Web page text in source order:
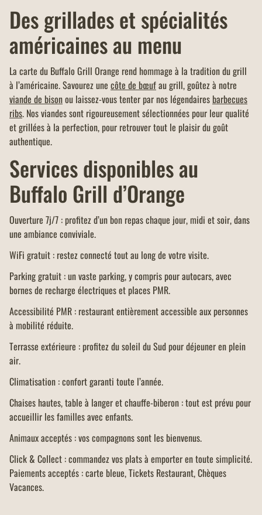
Des grillades et spécialités
américaines au menu
La carte du Buffalo Grill Orange rend hommage à la tradition du grill
à l’américaine. Savourez une côte de bœufau grill, goûtez à notre
viande de bisonou laissez-vous tenter par nos légendaires barbecues
ribs. Nos viandes sont rigoureusement sélectionnées pour leur qualité
et grillées à la perfection, pour retrouver tout le plaisir du goût
authentique.
Services disponibles au
Buffalo Grill d’Orange
Ouverture 7j/7 : profitez d’un bon repas chaque jour, midi et soir, dans
une ambiance conviviale.
WiFi gratuit : restez connecté tout au long de votre visite.
Parking gratuit : un vaste parking, y compris pour autocars, avec
bornes de recharge électriques et places PMR.
Accessibilité PMR : restaurant entièrement accessible aux personnes
à mobilité réduite.
Terrasse extérieure : profitez du soleil du Sud pour déjeuner en plein
air.
Climatisation : confort garanti toute l’année.
Chaises hautes, table à langer et chauffe-biberon : tout est prévu pour
accueillir les familles avec enfants.
Animaux acceptés : vos compagnons sont les bienvenus.
Click & Collect : commandez vos plats à emporter en toute simplicité.
Paiements acceptés : carte bleue, Tickets Restaurant, Chèques
Vacances.